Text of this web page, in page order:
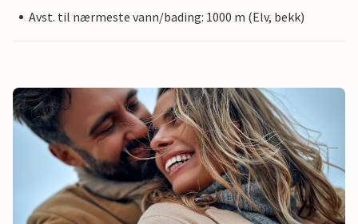
Avst. til nærmeste vann/bading: 1000 m (Elv, bekk)